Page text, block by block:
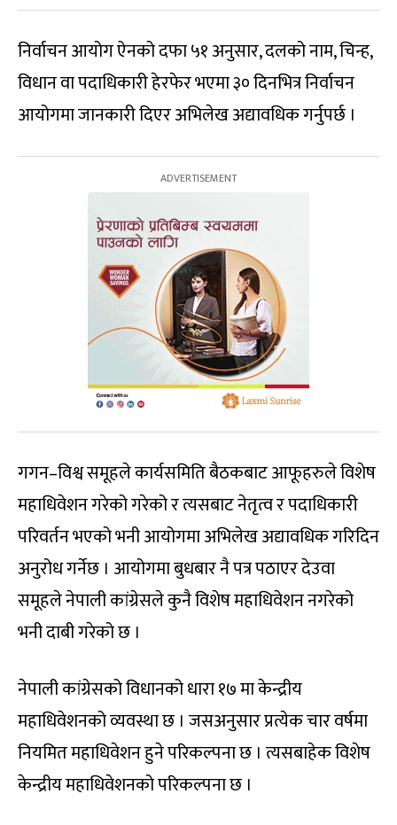
निर्वाचन आयोग ऐनको दफा ५१ अनुसार, दलको नाम, चिन्ह,
विधान वा पदाधिकारी हेरफेर भएमा ३० दिनभित्र निर्वाचन
आयोगमा जानकारी दिएर अभिलेख अद्यावधिक गर्नुपर्छ ।
गगन–विश्व समूहले कार्यसमिति बैठकबाट आफूहरुले विशेष
महाधिवेशन गरेको गरेको र त्यसबाट नेतृत्व र पदाधिकारी
परिवर्तन भएको भनी आयोगमा अभिलेख अद्यावधिक गरिदिन
अनुरोध गर्नेछ । आयोगमा बुधबार नै पत्र पठाएर देउवा
समूहले नेपाली कांग्रेसले कुनै विशेष महाधिवेशन नगरेको
भनी दाबी गरेको छ ।
नेपाली कांग्रेसको विधानको धारा १७ मा केन्द्रीय
महाधिवेशनको व्यवस्था छ । जसअनुसार प्रत्येक चार वर्षमा
नियमित महाधिवेशन हुने परिकल्पना छ । त्यसबाहेक विशेष
केन्द्रीय महाधिवेशनको परिकल्पना छ ।